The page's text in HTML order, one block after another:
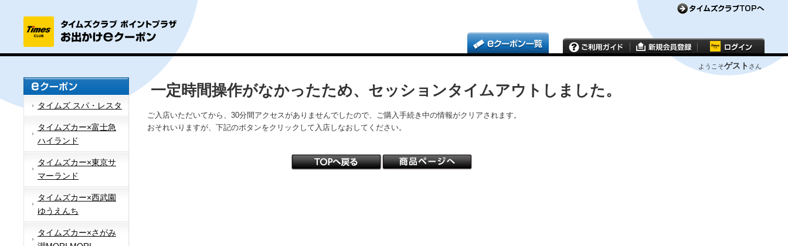
ようこそゲスト さん
タイムズ スパ・レスタ
タイムズカー×富士急
ハイランド
タイムズカー×東京サ
マーランド
タイムズカー×西武園
ゆうえんち
タイムズカー×さがみ
一定時間操作がなかったため、セッションタイムアウトしました。
ご入店いただいてから、30分間アクセスがありませんでしたので、ご購入手続き中の情報がクリアされます。
おそれいりますが、下記のボタンをクリックして入店しなおしてください。